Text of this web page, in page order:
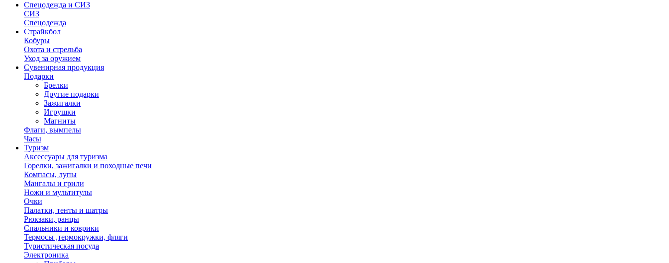
Спецодежда и СИЗ
СИЗ
Спецодежда
Страйкбол
Кобуры
Охота и стрельба
Уход за оружием
Сувенирная продукция
Подарки
Брелки
Другие подарки
Зажигалки
Игрушки
Магниты
Флаги, вымпелы
Часы
Туризм
Аксессуары для туризма
Горелки, зажигалки и походные печи
Компасы, лупы
Мангалы и грили
Ножи и мультитулы
Очки
Палатки, тенты и шатры
Рюкзаки, ранцы
Спальники и коврики
Термосы ,термокружки, фляги
Туристическая посуда
Электроника